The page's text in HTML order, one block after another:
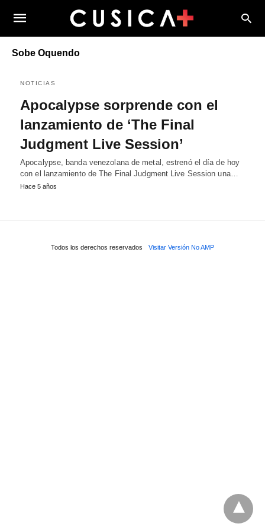
Sobe Oquendo
NOTICIAS
Apocalypse sorprende con el
lanzamiento de ‘The Final
Judgment Live Session’
Apocalypse, banda venezolana de metal, estrenó el día de hoy
con el lanzamiento de The Final Judgment Live Session una…
Hace 5 años
Todos los derechos reservados Visitar Versión No AMP